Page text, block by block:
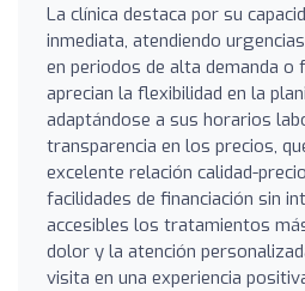
La clínica destaca por su
inmediata, atendiendo
en periodos de alta demanda o
aprecian la flexibilidad en la
adaptándose a sus horarios
transparencia en los precios,
excelente relación calidad-
facilidades de financiación sin
accesibles los tratamientos
dolor y la atención
visita en una experiencia